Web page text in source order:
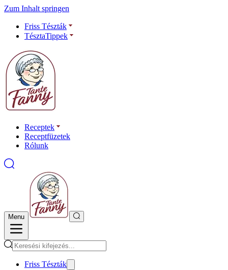
Zum Inhalt springen
Friss Tészták
TésztaTippek
Receptek
Receptfüzetek
Rólunk
Menu
Friss Tészták